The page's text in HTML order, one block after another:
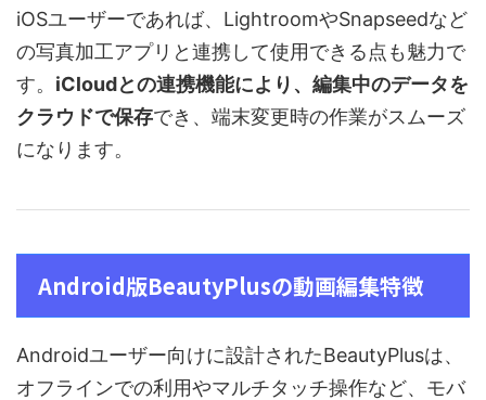
iOSユーザーであれば、LightroomやSnapseedなど
の写真加工アプリと連携して使用できる点も魅力で
す。 iCloudとの連携機能により、編集中のデータを
クラウドで保存でき、端末変更時の作業がスムーズ
になります。
Android版BeautyPlusの動画編集特徴
Androidユーザー向けに設計されたBeautyPlusは、
オフラインでの利用やマルチタッチ操作など、モバ